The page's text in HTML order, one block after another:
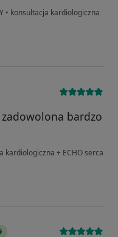
• konsultacja kardiologiczna
zadowolona bardzo
kardiologiczna + ECHO serca